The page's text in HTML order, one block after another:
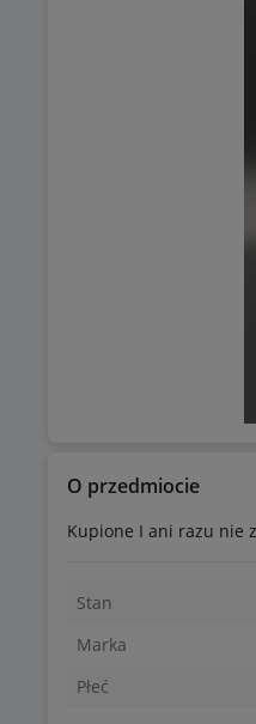
O przedmiocie
Kupione I ani razu nie
Stan
Marka
Płeć